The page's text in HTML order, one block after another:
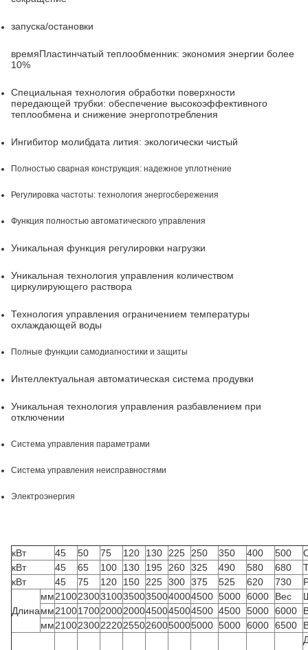
запуска/остановки
времяПластинчатый теплообменник: экономия энергии более
10%
Специальная технология обработки поверхности
передающей трубки: обеспечение высокоэффективного
теплообмена и снижение энергопотребления
Ингибитор молибдата лития: экологически чистый
Полностью сварная конструкция: надежное уплотнение
Регулировка частоты: технология энергосбережения
Функция полностью автоматического управления
Уникальная функция регулировки нагрузки
Уникальная технология управления количеством
циркулирующего раствора
Технология управления ограничением температуры
охлаждающей воды
Полные функции самодиагностики и защиты
Интеллектуальная автоматическая система продувки
Уникальная технология управления разбавлением при
отключении
Система управления параметрами
Система управления неисправностями
Электроэнергия
кВт 45 50 75 120 130 225 250 350 400 500
кВт
45 65 100 130 195 260 325 490 580 680
кВт
45 75 120 150 225 300 375 525 620 730
Длина
мм2100230031003500350040004500 5000 6000 Вес
мм2100170020002000450045004500 4500 5000 6000
мм2100230022202550260050005000 5000 6000 6500